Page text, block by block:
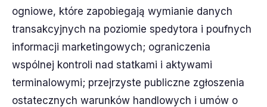
ogniowe, które zapobiegają wymianie danych
transakcyjnych na poziomie spedytora i poufnych
informacji marketingowych; ograniczenia
wspólnej kontroli nad statkami i aktywami
terminalowymi; przejrzyste publiczne zgłoszenia
ostatecznych warunków handlowych i umów o